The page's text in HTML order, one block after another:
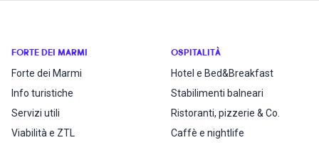
FORTE DEI MARMI
Forte dei Marmi
Info turistiche
Servizi utili
Viabilità e ZTL
OSPITALITÀ
Hotel e Bed&Breakfast
Stabilimenti balneari
Ristoranti, pizzerie & Co.
Caffè e nightlife